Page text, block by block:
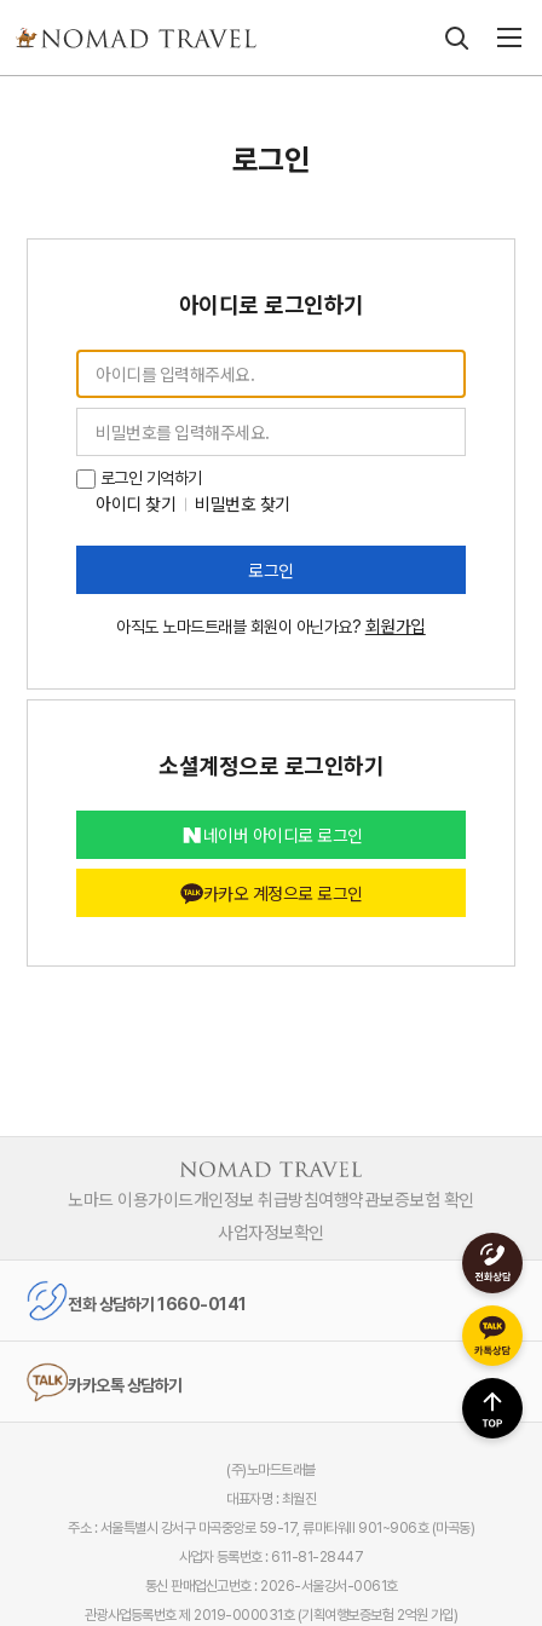
로그인
아이디로 로그인하기
로그인 기억하기
아이디 찾기 비밀번호 찾기
로그인
아직도 노마드트래블 회원이 아닌가요? 회원가입
소셜계정으로 로그인하기
네이버 아이디로 로그인
카카오 계정으로 로그인
노마드 이용가이드개인정보 취급방침여행약관보증보험 확인
사업자정보확인
전화 상담하기 1660-0141
카카오톡 상담하기
(주)노마드트래블
대표자명 : 최월진
주소 : 서울특별시 강서구 마곡중앙로 59-17, 류마타워Ⅱ 901~906호 (마곡동)
사업자 등록번호 : 611-81-28447
통신 판매업신고번호 : 2026-서울강서-0061호
관광사업등록번호 제 2019-000031호 (기획여행보증보험 2억원 가입)